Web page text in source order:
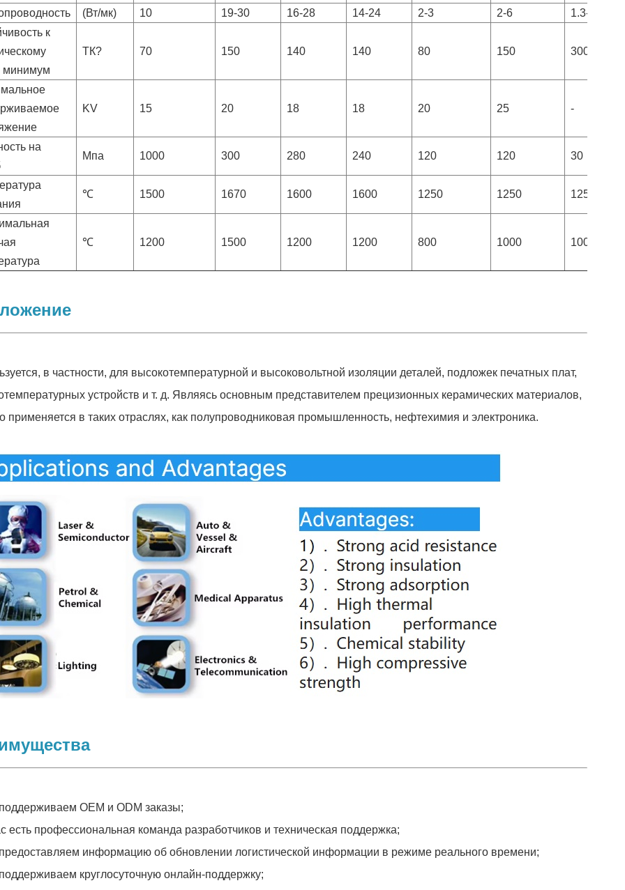
(Вт/мк) 10 19-30 16-28 14-24 2-3 2-6
1.3-1.8
к
минимум
ТК? 70 150 140 140 80 150 300
KV 15 20 18 18 20 25 -
на
Мпа 1000 300 280 240 120 120 30
℃ 1500 1670 1600 1600 1250 1250 1250
℃ 1200 1500 1200 1200 800 1000 1000
в частности, для высокотемпературной и высоковольтной изоляции деталей, подложек печатных плат,
устройств и т. д. Являясь основным представителем прецизионных керамических материалов,
применяется в таких отраслях, как полупроводниковая промышленность, нефтехимия и электроника.
OEM и ODM заказы;
есть профессиональная команда разработчиков и техническая поддержка;
информацию об обновлении логистической информации в режиме реального времени;
круглосуточную онлайн-поддержку;